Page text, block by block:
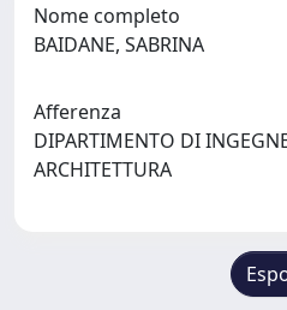
Nome completo
BAIDANE, SABRINA
Afferenza
DIPARTIMENTO DI
ARCHITETTURA